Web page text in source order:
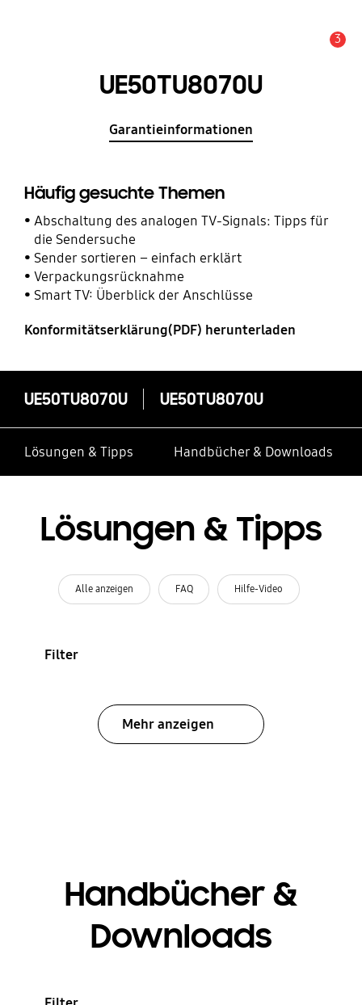
3
UE50TU8070U
Garantieinformationen
Häufig gesuchte Themen
Abschaltung des analogen TV-Signals: Tipps für
die Sendersuche
Sender sortieren – einfach erklärt
Verpackungsrücknahme
Smart TV: Überblick der Anschlüsse
Konformitätserklärung(PDF) herunterladen
UE50TU8070U UE50TU8070U
Lösungen & Tipps Handbücher & Downloads
Lösungen & Tipps
Alle anzeigen FAQ Hilfe-Video
Filter
Mehr anzeigen
Handbücher &
Downloads